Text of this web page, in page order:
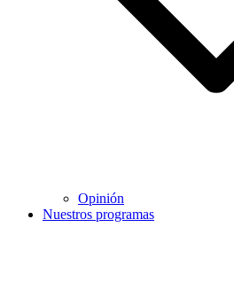
Opinión
Nuestros programas